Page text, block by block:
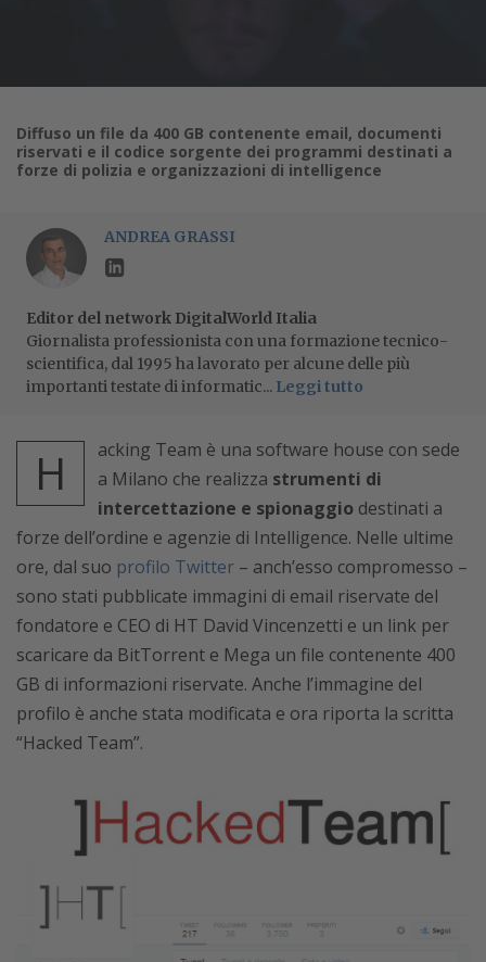
Diffuso un file da 400 GB contenente email, documenti
riservati e il codice sorgente dei programmi destinati a
forze di polizia e organizzazioni di intelligence
ANDREA GRASSI
Editor del network DigitalWorld Italia
Giornalista professionista con una formazione tecnico-
scientifica, dal 1995 ha lavorato per alcune delle più
importanti testate di informatic... Leggi tutto
H
acking Team è una software house con sede
a Milano che realizza strumenti di
intercettazione e spionaggio destinati a
forze dell’ordine e agenzie di Intelligence. Nelle ultime
ore, dal suo profilo Twitter – anch’esso compromesso –
sono stati pubblicate immagini di email riservate del
fondatore e CEO di HT David Vincenzetti e un link per
scaricare da BitTorrent e Mega un file contenente 400
GB di informazioni riservate. Anche l’immagine del
profilo è anche stata modificata e ora riporta la scritta
“Hacked Team”.